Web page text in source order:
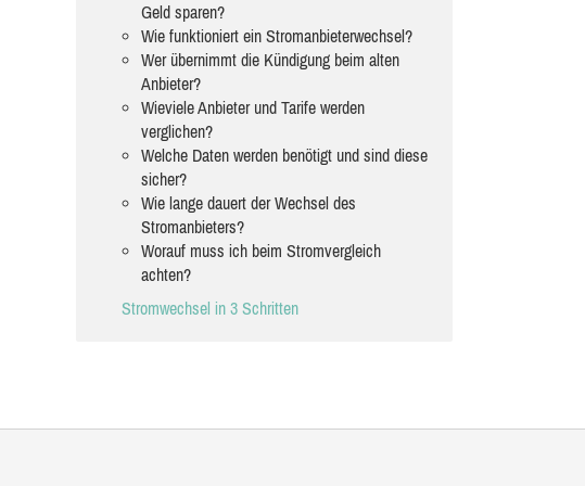
Geld sparen?
Wie funktioniert ein Stromanbieterwechsel?
Wer übernimmt die Kündigung beim alten
Anbieter?
Wieviele Anbieter und Tarife werden
verglichen?
Welche Daten werden benötigt und sind diese
sicher?
Wie lange dauert der Wechsel des
Stromanbieters?
Worauf muss ich beim Stromvergleich
achten?
Stromwechsel in 3 Schritten